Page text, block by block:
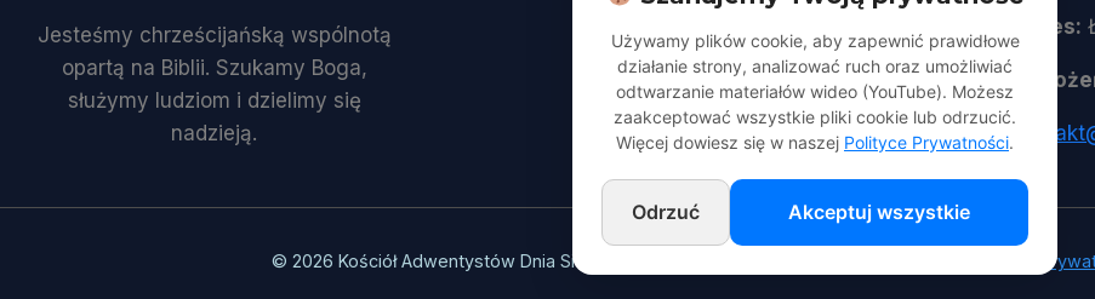
Jesteśmy chrześcijańską wspólnotą
opartą na Biblii. Szukamy Boga,
służymy ludziom i dzielimy się
nadzieją.
Dla Gości
Aktualności | Publikacje
Adres:
© 2026 Kościół Adwentystów Dnia Siódmego w Łodzi. Wszelkie prawa zastrzeżone. Polityka
Używamy plików cookie, aby zapewnić prawidłowe
działanie strony, analizować ruch oraz umożliwiać
odtwarzanie materiałów wideo (YouTube). Możesz
zaakceptować wszystkie pliki cookie lub odrzucić.
Więcej dowiesz się w naszej Polityce Prywatności.
Odrzuć Akceptuj wszystkie